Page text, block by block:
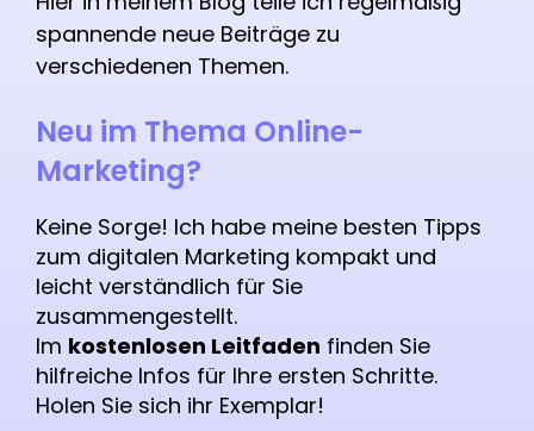
spannende neue Beiträge zu
verschiedenen Themen.
Neu im Thema Online-
Marketing?
Keine Sorge! Ich habe meine besten Tipps
zum digitalen Marketing kompakt und
leicht verständlich für Sie
zusammengestellt.
Im kostenlosen Leitfaden finden Sie
hilfreiche Infos für Ihre ersten Schritte.
Holen Sie sich ihr Exemplar!